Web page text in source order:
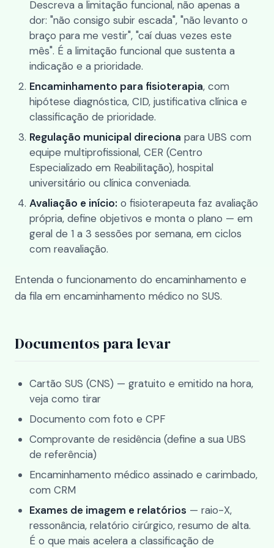
Descreva a limitação funcional, não apenas a
dor: "não consigo subir escada", "não levanto o
braço para me vestir", "caí duas vezes este
mês". É a limitação funcional que sustenta a
indicação e a prioridade.
Encaminhamento para fisioterapia, com
hipótese diagnóstica, CID, justificativa clínica e
classificação de prioridade.
Regulação municipal direciona para UBS com
equipe multiprofissional, CER (Centro
Especializado em Reabilitação), hospital
universitário ou clínica conveniada.
Avaliação e início: o fisioterapeuta faz avaliação
própria, define objetivos e monta o plano — em
geral de 1 a 3 sessões por semana, em ciclos
com reavaliação.
Entenda o funcionamento do encaminhamento e
da fila em encaminhamento médico no SUS.
Documentos para levar
Cartão SUS (CNS) — gratuito e emitido na hora,
veja como tirar
Documento com foto e CPF
Comprovante de residência (define a sua UBS
de referência)
Encaminhamento médico assinado e carimbado,
com CRM
Exames de imagem e relatórios — raio-X,
ressonância, relatório cirúrgico, resumo de alta.
É o que mais acelera a classificação de